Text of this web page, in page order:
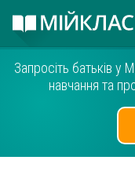
Запросіть батьків у
навчання та